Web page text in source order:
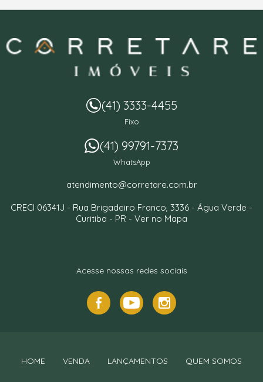
(41) 3333-4455
Fixo
(41) 99791-7373
WhatsApp
atendimento@corretare.com.br
CRECI 06341J - Rua Brigadeiro Franco, 3336 - Água Verde -
Curitiba - PR - Ver no Mapa
Acesse nossas redes sociais
HOME VENDA LANÇAMENTOS QUEM SOMOS